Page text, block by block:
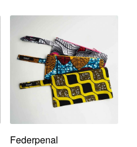
Federpenal